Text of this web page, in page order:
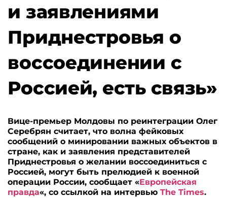
и заявлениями
Приднестровья о
воссоединении с
Россией, есть связь»
Вице-премьер Молдовы по реинтеграции Олег
Серебрян считает, что волна фейковых
сообщений о минировании важных объектов в
стране, как и заявления представителей
Приднестровья о желании воссоединиться с
Россией, могут быть прелюдией к военной
операции России, сообщает «Европейская
правда«, со ссылкой на интервьюThe Times.